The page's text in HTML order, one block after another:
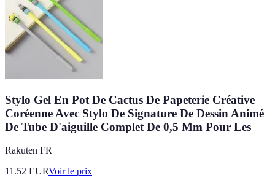
Stylo Gel En Pot De Cactus De Papeterie Créative
Coréenne Avec Stylo De Signature De Dessin Animé
De Tube D'aiguille Complet De 0,5 Mm Pour Les
Rakuten FR
11.52 EURVoir le prix